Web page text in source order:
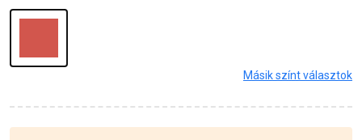
Másik színt választok